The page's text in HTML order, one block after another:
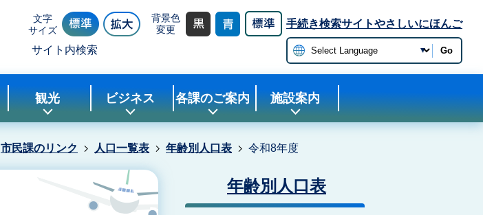
文字
サイズ
背景色
変更
手続き検索サイトやさしいにほんご
サイト内検索 Go
観光 ビジネス 各課のご案内 施設案内
市民課のリンク 人口一覧表 年齢別人口表 令和8年度
年齢別人口表